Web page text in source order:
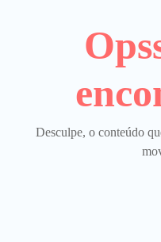
Desculpe, o conteúdo